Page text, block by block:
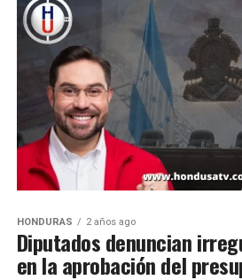
HONDURAS 2 años ago
Diputados denuncian
en la aprobación del